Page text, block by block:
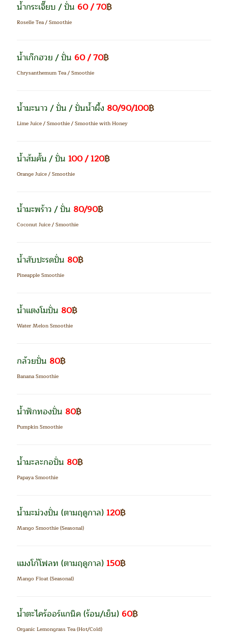
น้ำกระเจี๊ยบ / ปั่น 60 / 70฿
Roselle Tea / Smoothie
น้ำเก๊กฮวย / ปั่น 60 / 70฿
Chrysanthemum Tea / Smoothie
น้ำมะนาว / ปั่น / ปั่นน้ำผึ้ง 80/90/100฿
Lime Juice / Smoothie / Smoothie with Honey
น้ำส้มคั้น / ปั่น 100 / 120฿
Orange Juice / Smoothie
น้ำมะพร้าว / ปั่น 80/90฿
Coconut Juice / Smoothie
น้ำสับปะรดปั่น 80฿
Pineapple Smoothie
น้ำแตงโมปั่น 80฿
Water Melon Smoothie
กล้วยปั่น 80฿
Banana Smoothie
น้ำฟักทองปั่น 80฿
Pumpkin Smoothie
น้ำมะละกอปั่น 80฿
Papaya Smoothie
น้ำมะม่วงปั่น (ตามฤดูกาล) 120฿
Mango Smoothie (Seasonal)
แมงโก้โฟลท (ตามฤดูกาล) 150฿
Mango Float (Seasonal)
น้ำตะไคร้ออร์แกนิค(ร้อน/เย็น)60฿
Organic Lemongrass Tea (Hot/Cold)